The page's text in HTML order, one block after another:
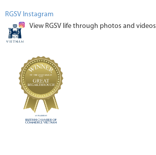
RGSV Instagram
View RGSV life through photos and videos